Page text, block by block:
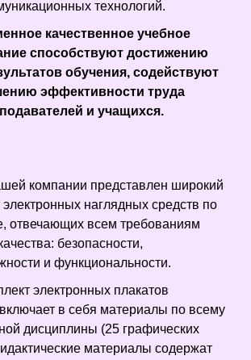
технологий.
качественное учебное
способствуют достижению
обучения, содействуют
эффективности труда
и учащихся.
компании представлен широкий
наглядных средств по
отвечающих всем требованиям
безопасности,
и функциональности.
электронных плакатов
в себя материалы по всему
дисциплины (25 графических
материалы содержат